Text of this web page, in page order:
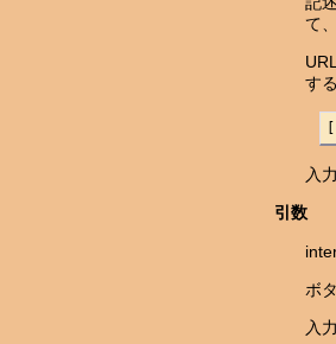
て
する
入
引数
ボ
入